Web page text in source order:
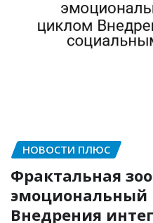
НОВОСТИ ПЛЮС
Фрактальная
эмоциональный
Внедрения